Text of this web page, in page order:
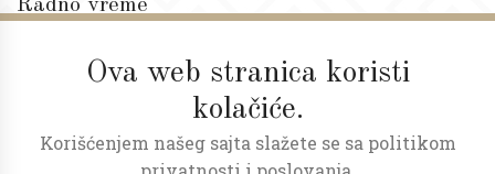
Ova web stranica koristi
kolačiće.
Korišćenjem našeg sajta slažete se sa politikom
Radno vreme
Subota: 09 - 17h